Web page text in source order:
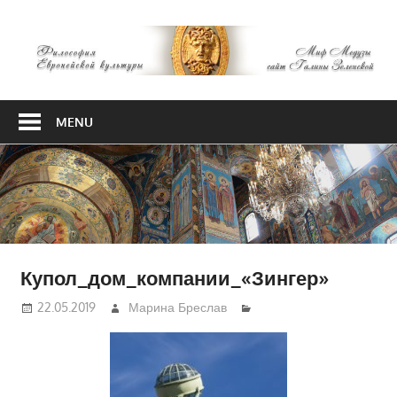
content
Европейской
MENU
Купол_дом_компании_«Зингер»
22.05.2019 Марина Бреслав